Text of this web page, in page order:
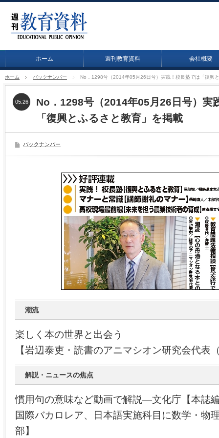
ホーム 週刊教育資料 会社概要
ホーム バックナンバー No．1298号（2014年05月26日号）実践！校長塾では「復興
No．1298号（2014年05月26日号）実
「復興とふるさと教育」を掲載
05.26
バックナンバー
潮流
楽しく本の世界と出会う
【岩辺泰吏・読書のアニマシオン研究会代表
解説・ニュースの焦点
慣用句の意味など動画で解説―文化庁【本誌
国際バカロレア、日本語実施科目に数学・物
部】